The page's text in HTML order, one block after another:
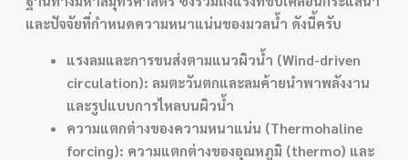
และปัจจัยที่กำหนดความหนาแน่นของมวลน้ำ ดังนี้ครับ
แรงลมและการขนส่งตามแนวผิวน้ำ (Wind-driven
circulation): ลมตะวันตกและลมค้ายนำพาพลังงาน
และรูปแบบการไหลบนผิวน้ำ
ความแตกต่างของความหนาแน่น (Thermohaline
forcing): ความแตกต่างของอุณหภูมิ (thermo) และ